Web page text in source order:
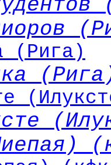
(Рига)